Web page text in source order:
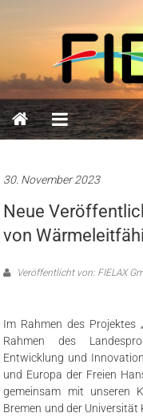
FIELAX
GmbH
30. November 2023
Neue
von
Veröffentlicht von: FIELAX
Im Rahmen des Projektes
Rahmen des
Entwicklung und
und Europa der Freien
gemeinsam mit unseren
Bremen und der Universität